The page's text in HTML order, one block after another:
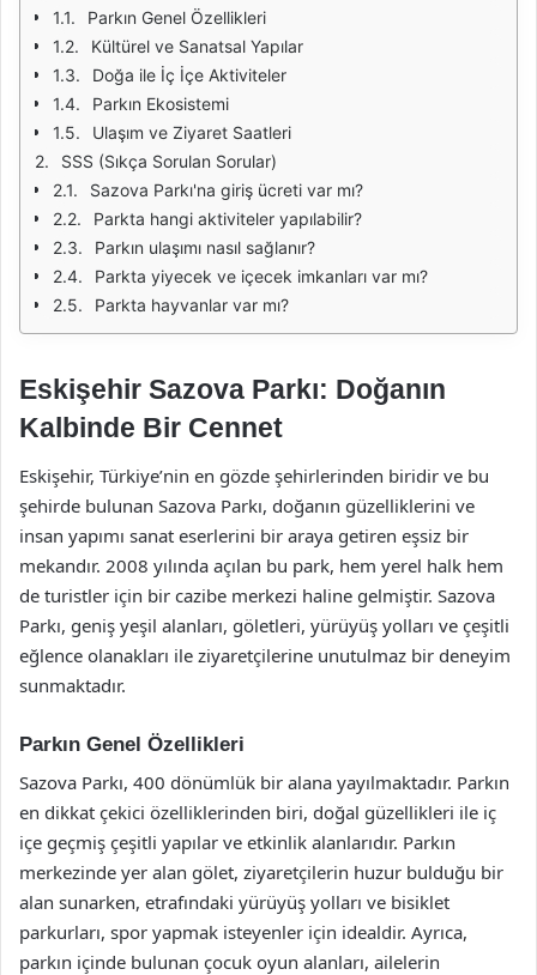
Parkın Genel Özellikleri
Kültürel ve Sanatsal Yapılar
Doğa ile İç İçe Aktiviteler
Parkın Ekosistemi
Ulaşım ve Ziyaret Saatleri
SSS (Sıkça Sorulan Sorular)
Sazova Parkı'na giriş ücreti var mı?
Parkta hangi aktiviteler yapılabilir?
Parkın ulaşımı nasıl sağlanır?
Parkta yiyecek ve içecek imkanları var mı?
Parkta hayvanlar var mı?
Eskişehir Sazova Parkı: Doğanın
Kalbinde Bir Cennet
Eskişehir, Türkiye’nin en gözde şehirlerinden biridir ve bu
şehirde bulunan Sazova Parkı, doğanın güzelliklerini ve
insan yapımı sanat eserlerini bir araya getiren eşsiz bir
mekandır. 2008 yılında açılan bu park, hem yerel halk hem
de turistler için bir cazibe merkezi haline gelmiştir. Sazova
Parkı, geniş yeşil alanları, göletleri, yürüyüş yolları ve çeşitli
eğlence olanakları ile ziyaretçilerine unutulmaz bir deneyim
sunmaktadır.
Parkın Genel Özellikleri
Sazova Parkı, 400 dönümlük bir alana yayılmaktadır. Parkın
en dikkat çekici özelliklerinden biri, doğal güzellikleri ile iç
içe geçmiş çeşitli yapılar ve etkinlik alanlarıdır. Parkın
merkezinde yer alan gölet, ziyaretçilerin huzur bulduğu bir
alan sunarken, etrafındaki yürüyüş yolları ve bisiklet
parkurları, spor yapmak isteyenler için idealdir. Ayrıca,
parkın içinde bulunan çocuk oyun alanları, ailelerin